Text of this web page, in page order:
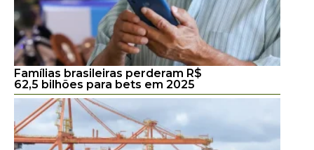
Famílias brasileiras perderam R$
62,5 bilhões para bets em 2025